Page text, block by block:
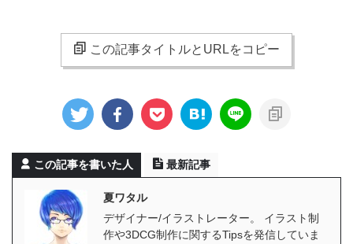
この記事タイトルとURLをコピー
この記事を書いた人 最新記事
夏ワタル
デザイナー/イラストレーター。 イラスト制
作や3DCG制作に関するTipsを発信していま